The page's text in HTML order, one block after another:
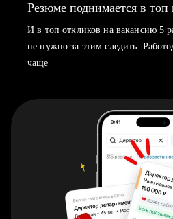
Резюме поднимается в топ
И в топ откликов на вакансию 5
не нужно за этим следить.
чаще